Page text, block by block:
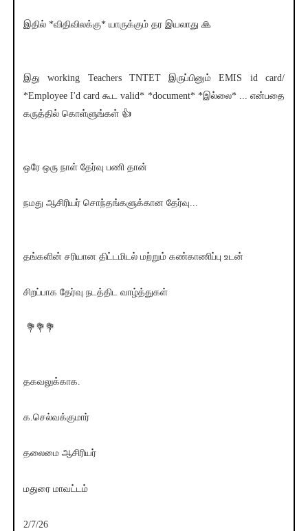
இதில் *விதிவிலக்கு* யாருக்கும் தர இயலாது 🙏
இது working Teachers TNTET இருப்பினும் EMIS id card/
*Employee I'd card கூட valid* *document* *இல்லை* ... என்பதை
கருத்தில் கொள்ளுங்கள் 👍
ஒரே ஒரு நாள் தேர்வு பணி தான்
நமது ஆசிரியர் சொந்தங்களுக்கான தேர்வு...
தங்களின் சரியான திட்டமிடல் மற்றும் கண்காணிப்பு உடன்
சிறப்பாக தேர்வு நடத்திட வாழ்த்துகள்
💐💐💐
தகவலுக்காக.
க.செல்வக்குமார்
தலைமை ஆசிரியர்
மதுரை மாவட்டம்
2/7/26